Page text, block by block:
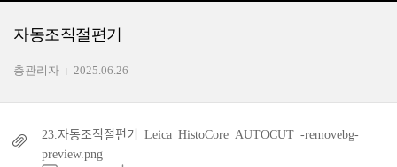
자동조직절편기
총관리자 2025.06.26
23.자동조직절편기_Leica_HistoCore_AUTOCUT_-removebg-
preview.png